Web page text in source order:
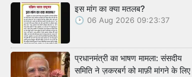
इस मांग का क्या मतलब?
06 Aug 2026 09:23:37
प्रधानमंत्री का भाषण मामला: संसदीय
समिति ने ज़करबर्ग को माफ़ी मांगने के लिए